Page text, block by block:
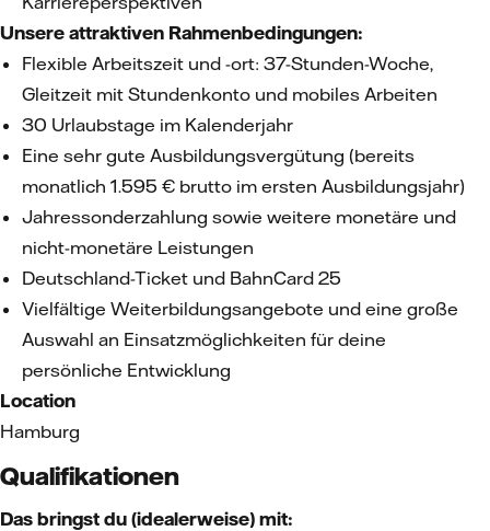
Unsere attraktiven Rahmenbedingungen:
Flexible Arbeitszeit und -ort: 37-Stunden-Woche,
Gleitzeit mit Stundenkonto und mobiles Arbeiten
30 Urlaubstage im Kalenderjahr
Eine sehr gute Ausbildungsvergütung (bereits
monatlich 1.595 € brutto im ersten Ausbildungsjahr)
Jahressonderzahlung sowie weitere monetäre und
nicht-monetäre Leistungen
Deutschland-Ticket und BahnCard 25
Vielfältige Weiterbildungsangebote und eine große
Auswahl an Einsatzmöglichkeiten für deine
persönliche Entwicklung
Location
Hamburg
Qualifikationen
Das bringst du (idealerweise) mit: